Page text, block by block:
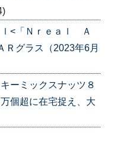
<「Ｎｒｅａｌ Ａ
Ｒグラス（2023年6月
ーミックスナッツ８
個超に在宅捉え、大